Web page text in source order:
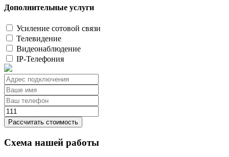
Дополнительные услуги
Усиление сотовой связи
Телевидение
Видеонаблюдение
IP-Телефония
Рассчитать стоимость
Схема нашей работы